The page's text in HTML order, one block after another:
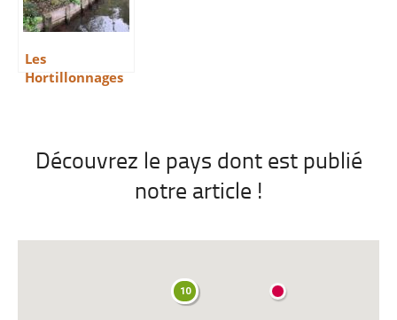
Les
Hortillonnages
Découvrez le pays dont est publié
notre article !
10